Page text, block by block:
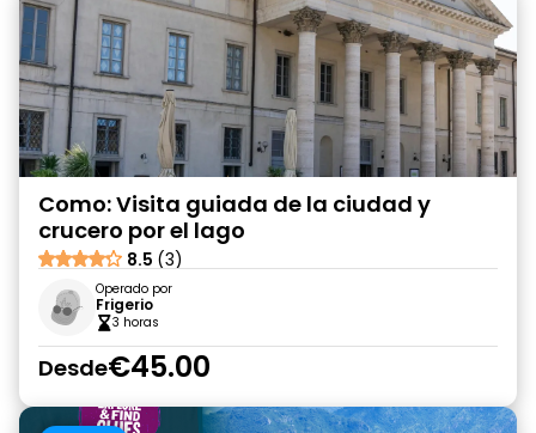
Como: Visita guiada de la ciudad y
crucero por el lago
8.5 (3)
Operado por
Frigerio
3 horas
Desde€45.00